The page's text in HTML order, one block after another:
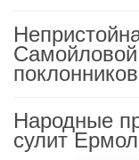
поклонников
Народные
сулит